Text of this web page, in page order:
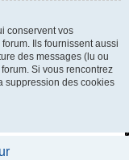
conservent vos
Ils fournissent aussi
des messages (lu ou
Si vous rencontrez
suppression des cookies